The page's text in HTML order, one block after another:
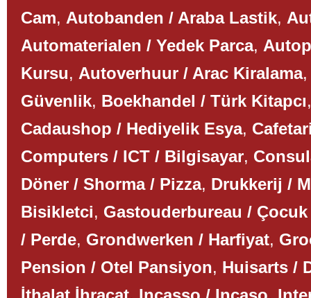
Cam, Autobanden / Araba Lastik,
Automaterialen / Yedek Parca,
Kursu, Autoverhuur / Arac Kiralama
Güvenlik, Boekhandel / Türk Kitapcı
Cadaushop / Hediyelik Esya,
Computers / ICT / Bilgisayar,
Döner / Shorma / Pizza, Drukkerij /
Bisikletci, Gastouderbureau / Çocuk
/ Perde, Grondwerken / Harfiyat,
Pension / Otel Pansiyon, Huisarts /